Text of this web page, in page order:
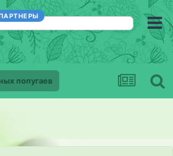
попугаев